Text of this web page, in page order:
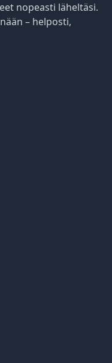
nopeasti läheltäsi.
– helposti,